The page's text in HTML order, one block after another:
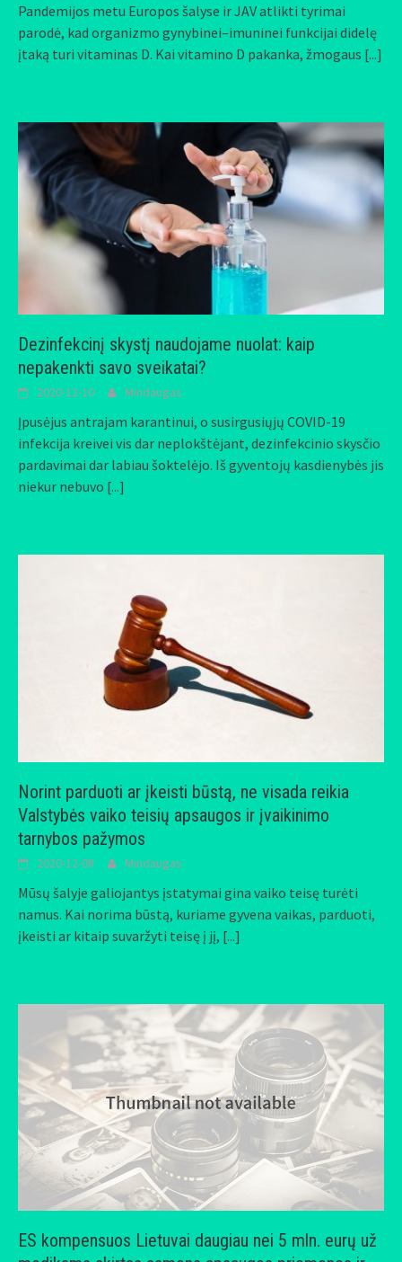
Pandemijos metu Europos šalyse ir JAV atlikti tyrimai
parodė, kad organizmo gynybinei–imuninei funkcijai didelę
įtaką turi vitaminas D. Kai vitamino D pakanka, žmogaus [...]
Dezinfekcinį skystį naudojame nuolat: kaip
nepakenkti savo sveikatai?
2020-12-10 Mindaugas
Įpusėjus antrajam karantinui, o susirgusiųjų COVID-19
infekcija kreivei vis dar neplokštėjant, dezinfekcinio skysčio
pardavimai dar labiau šoktelėjo. Iš gyventojų kasdienybės jis
niekur nebuvo [...]
Norint parduoti ar įkeisti būstą, ne visada reikia
Valstybės vaiko teisių apsaugos ir įvaikinimo
tarnybos pažymos
2020-12-08 Mindaugas
Mūsų šalyje galiojantys įstatymai gina vaiko teisę turėti
namus. Kai norima būstą, kuriame gyvena vaikas, parduoti,
įkeisti ar kitaip suvaržyti teisę į jį, [...]
ES kompensuos Lietuvai daugiau nei 5 mln. eurų už